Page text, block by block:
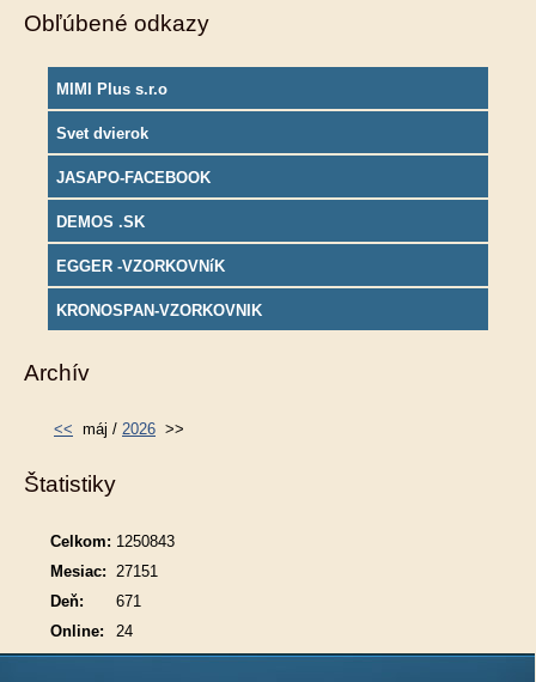
Obľúbené odkazy
MIMI Plus s.r.o
Svet dvierok
JASAPO-FACEBOOK
DEMOS .SK
EGGER -VZORKOVNíK
KRONOSPAN-VZORKOVNIK
Archív
<< máj / 2026 >>
Štatistiky
Online: 24
Celkom: 1250843
Mesiac: 27151
Deň:
671